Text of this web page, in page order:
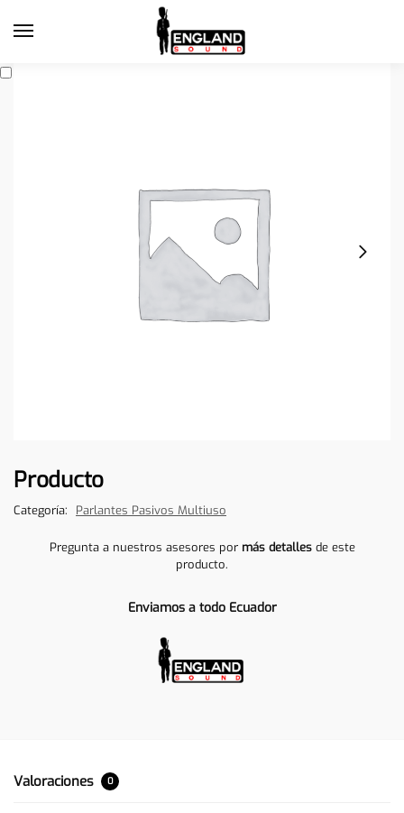
Producto
Categoría: Parlantes Pasivos Multiuso
Pregunta a nuestros asesores por más detallesde este
producto.
Enviamos a todo Ecuador
Valoraciones 0